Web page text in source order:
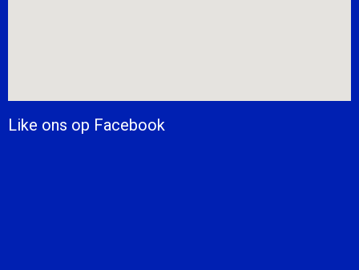
Like ons op Facebook